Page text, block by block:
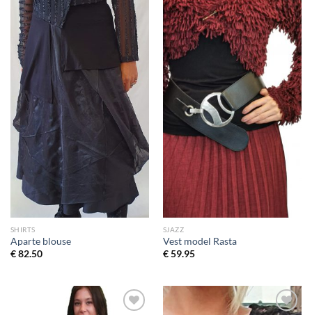
SHIRTS
Aparte blouse
€82.50
SJAZZ
Vest model Rasta
€59.95